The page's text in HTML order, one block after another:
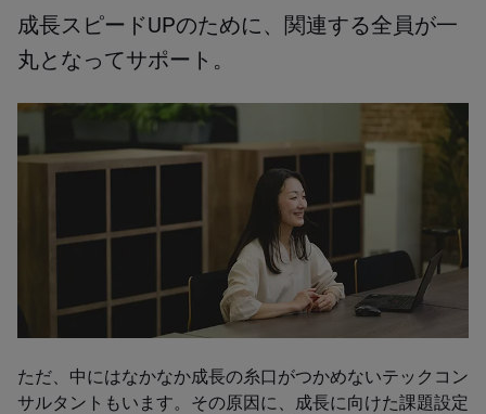
成長スピードUPのために、関連する全員が一
丸となってサポート。
ただ、中にはなかなか成長の糸口がつかめないテックコン
サルタントもいます。その原因に、成長に向けた課題設定